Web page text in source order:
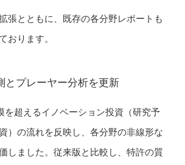
張とともに、既存の各分野レポートも
おります。
とプレーヤー分析を更新
を超えるイノベーション投資（研究予
）の流れを反映し、各分野の非線形な
しました。従来版と比較し、特許の質